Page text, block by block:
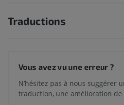
Traductions
Vous avez vu une erreur ?
N’hésitez pas à nous suggérer
traduction, une amélioration de